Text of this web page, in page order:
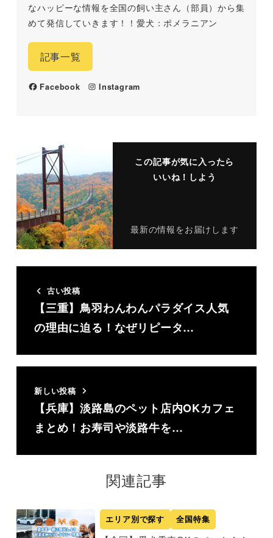
なハッピーな情報を全国の飼い主さん（部員）から集
めて発信していきます！！愛犬：ポメラニアン
記事一覧
Facebook Instagram
この記事が気に入ったら
いいね！しよう
最新の情報をお届けします
古い投稿
【三重】鳥羽わんわんパラダイス人気
の理由に迫る！なぜリピータ…
新しい投稿
【兵庫】淡路島のペット店内OKカフェ
まとめ！お寿司や淡路牛を…
関連記事
エリア別で探す 全国特集